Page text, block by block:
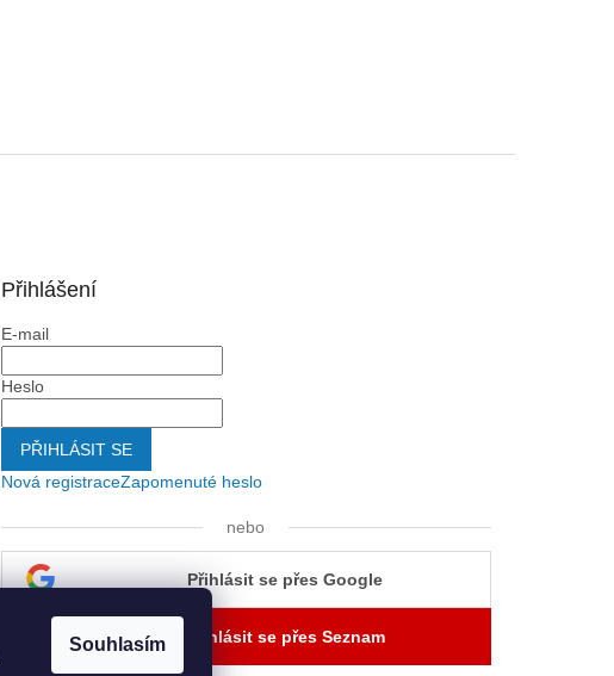
Souhlasím
Přihlášení
E-mail
Heslo
PŘIHLÁSIT SE
Nová registraceZapomenuté heslo
nebo
Přihlásit se přes Google
Přihlásit se přes Seznam